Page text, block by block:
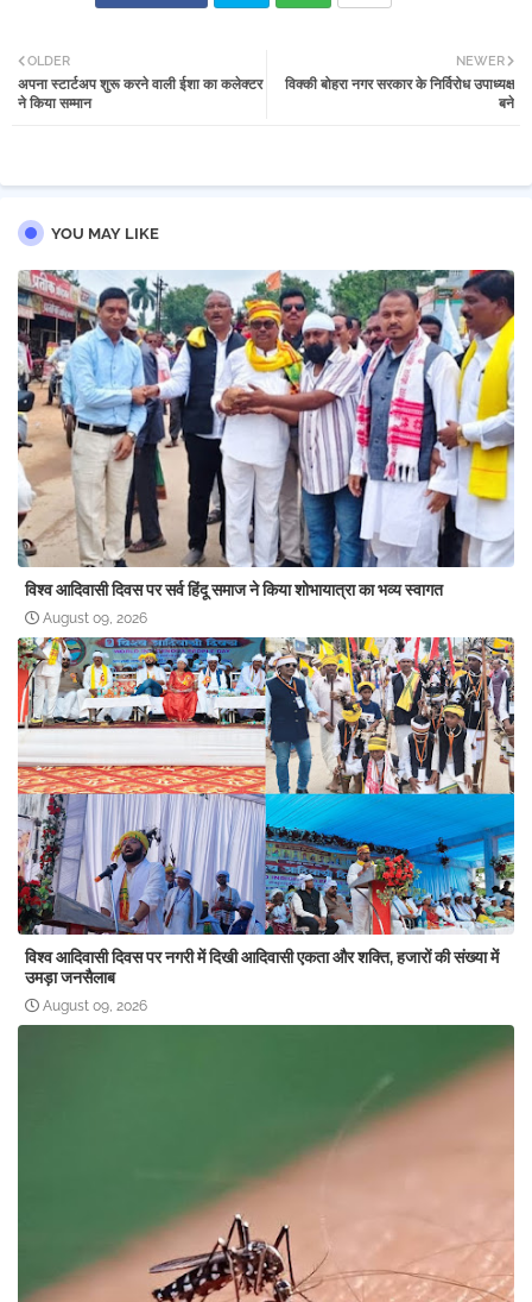
tter atsa
NEWER
विक्की बोहरा नगर सरकार के निर्विरोध उपाध्यक्ष
बने
OLDER
अपना स्टार्टअप शुरू करने वाली ईशा का कलेक्टर
ने किया सम्मान
YOU MAY LIKE
विश्व आदिवासी दिवस पर सर्व हिंदू समाज ने किया शोभायात्रा का भव्य स्वागत
August 09, 2026
विश्व आदिवासी दिवस पर नगरी में दिखी आदिवासी एकता और शक्ति, हजारों की संख्या में
उमड़ा जनसैलाब
August 09, 2026